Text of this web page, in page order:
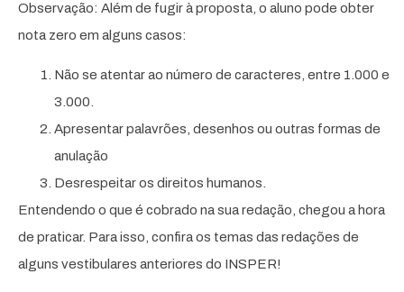
Observação: Além de fugir à proposta, o aluno pode obter
nota zero em alguns casos:
Não se atentar ao número de caracteres, entre 1.000 e
3.000.
Apresentar palavrões, desenhos ou outras formas de
anulação
Desrespeitar os direitos humanos.
Entendendo o que é cobrado na sua redação, chegou a hora
de praticar. Para isso, confira os temas das redações de
alguns vestibulares anteriores do INSPER!